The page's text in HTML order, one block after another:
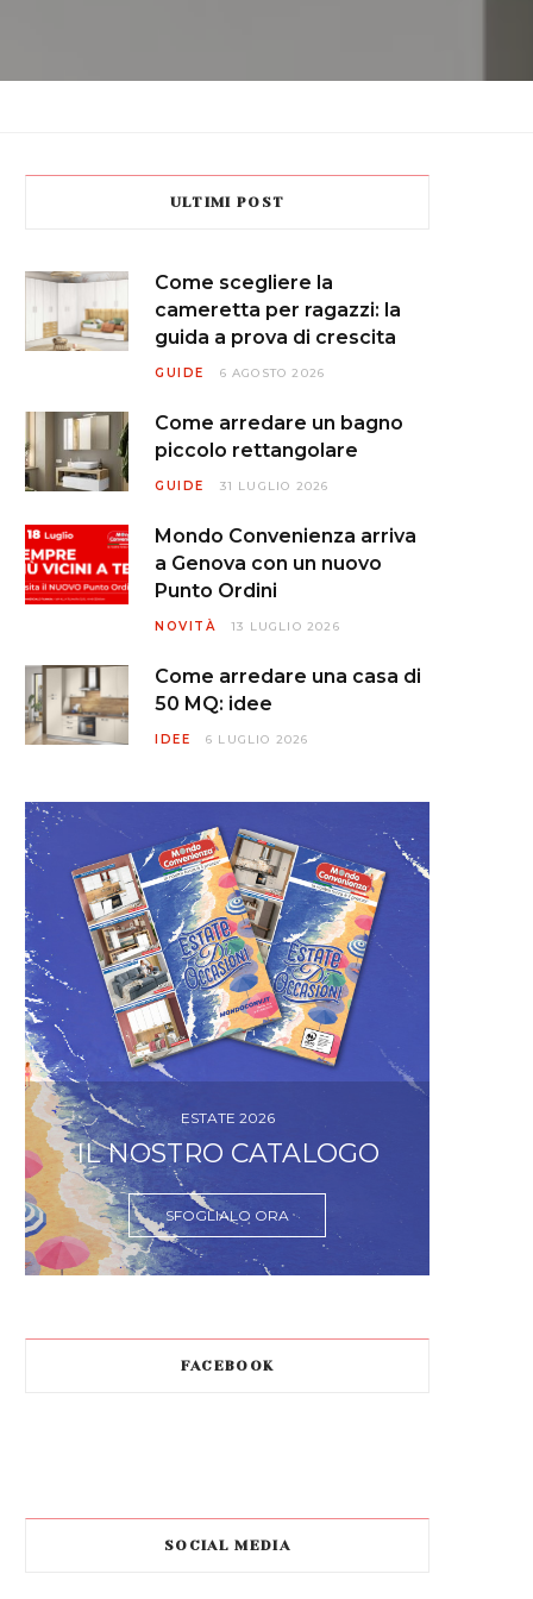
ULTIMI POST
Come scegliere la
cameretta per ragazzi: la
guida a prova di crescita
GUIDE 6 AGOSTO 2026
Come arredare un bagno
piccolo rettangolare
GUIDE 31 LUGLIO 2026
Mondo Convenienza arriva
a Genova con un nuovo
Punto Ordini
NOVITÀ 13 LUGLIO 2026
Come arredare una casa di
50 MQ: idee
IDEE 6 LUGLIO 2026
ESTATE 2026
IL NOSTRO CATALOGO
SFOGLIALO ORA
FACEBOOK
SOCIAL MEDIA